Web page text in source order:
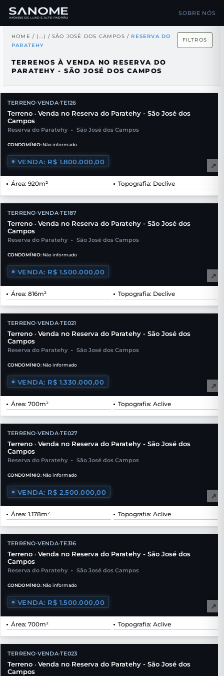
SOBRE NÓS
HOME / (...) / SÃO JOSÉ DOS CAMPOS / RESERVA DO
PARATEHY
FILTROS
TERRENOS À VENDA NO RESERVA DO
PARATEHY - SÃO JOSÉ DOS CAMPOS
TERRENO•VENDA•TE126
Terreno • Venda no Reserva do Paratehy - São José dos
Campos
Reserva do Paratehy • São José dos Campos
CONDOMÍNIO: Não informado
VENDA: R$ 1.800.000,00 ↗
Área: 920m² Topografia: Declive
TERRENO•VENDA•TE187
Terreno • Venda no Reserva do Paratehy - São José dos
Campos
Reserva do Paratehy • São José dos Campos
CONDOMÍNIO: Não informado
VENDA: R$ 1.500.000,00 ↗
Área: 816m² Topografia: Declive
TERRENO•VENDA•TE021
Terreno • Venda no Reserva do Paratehy - São José dos
Campos
Reserva do Paratehy • São José dos Campos
CONDOMÍNIO: Não informado
VENDA: R$ 1.330.000,00 ↗
Área: 700m² Topografia: Aclive
TERRENO•VENDA•TE027
Terreno • Venda no Reserva do Paratehy - São José dos
Campos
Reserva do Paratehy • São José dos Campos
CONDOMÍNIO: Não informado
VENDA: R$ 2.500.000,00 ↗
Área: 1.178m² Topografia: Aclive
TERRENO•VENDA•TE316
Terreno • Venda no Reserva do Paratehy - São José dos
Campos
Reserva do Paratehy • São José dos Campos
CONDOMÍNIO: Não informado
VENDA: R$ 1.500.000,00 ↗
Área: 700m² Topografia: Aclive
TERRENO•VENDA•TE023
Terreno • Venda no Reserva do Paratehy - São José dos
Campos